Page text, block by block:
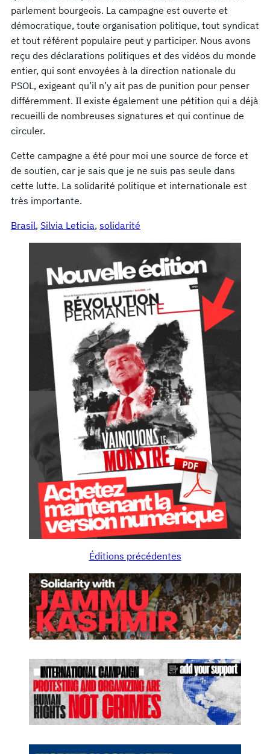
parlement bourgeois. La campagne est ouverte et
démocratique, toute organisation politique, tout syndicat
et tout référent populaire peut y participer. Nous avons
reçu des déclarations politiques et des vidéos du monde
entier, qui sont envoyées à la direction nationale du
PSOL, exigeant qu’il n’y ait pas de punition pour penser
différemment. Il existe également une pétition qui a déjà
recueilli de nombreuses signatures et qui continue de
circuler.
Cette campagne a été pour moi une source de force et
de soutien, car je sais que je ne suis pas seule dans
cette lutte. La solidarité politique et internationale est
très importante.
Brasil, Silvia Leticia, solidarité
Éditions précédentes